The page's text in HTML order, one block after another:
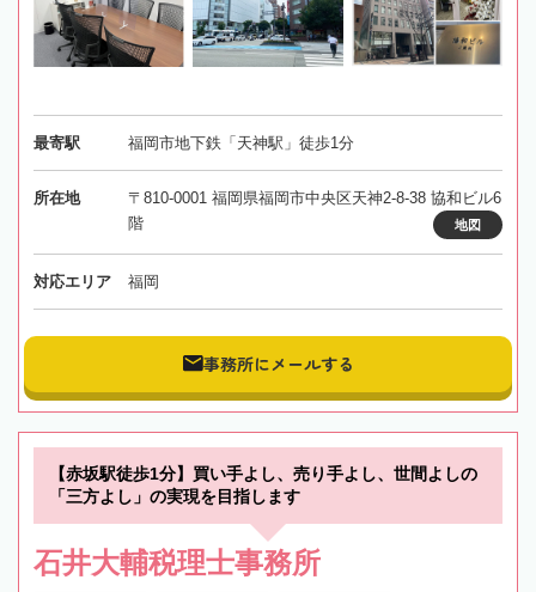
最寄駅 福岡市地下鉄「天神駅」徒歩1分
所在地
〒810-0001 福岡県福岡市中央区天神2-8-38 協和ビル6
階
地図
対応エリア 福岡
事務所にメールする
【赤坂駅徒歩1分】買い手よし、売り手よし、世間よしの
「三方よし」の実現を目指します
石井大輔税理士事務所